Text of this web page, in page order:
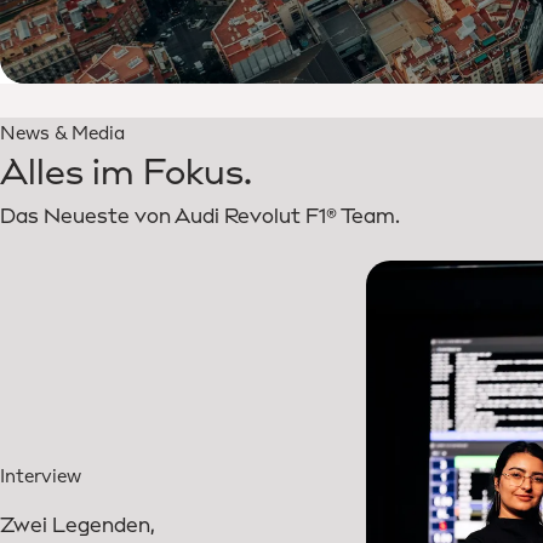
News & Media
Alles im Fokus.
Das Neueste von Audi Revolut F1® Team.
Interview
Zwei Legenden,